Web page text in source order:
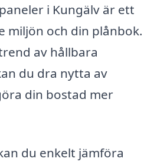
i Kungälv är ett
miljön och din plånbok.
av hållbara
du dra nytta av
din bostad mer
du enkelt jämföra